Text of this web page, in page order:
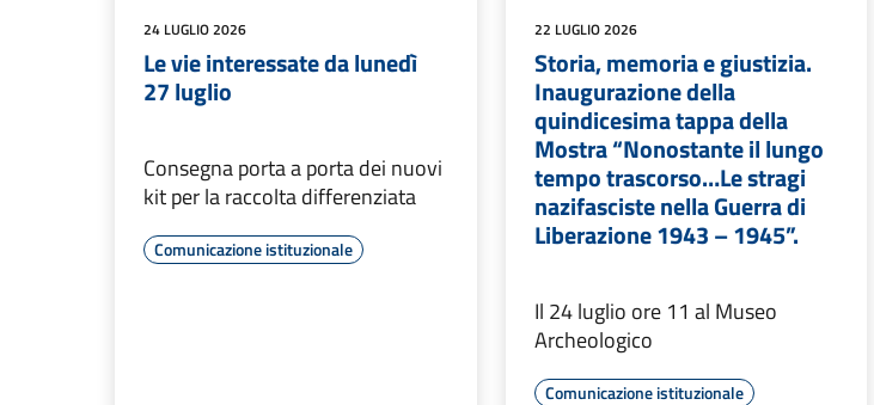
24 LUGLIO 2026
Le vie interessate da lunedì
27 luglio
Consegna porta a porta dei nuovi
kit per la raccolta differenziata
Comunicazione istituzionale
22 LUGLIO 2026
Storia, memoria e giustizia.
Inaugurazione della
quindicesima tappa della
Mostra “Nonostante il lungo
tempo trascorso…Le stragi
nazifasciste nella Guerra di
Liberazione 1943 – 1945”.
Il 24 luglio ore 11 al Museo
Archeologico
Comunicazione istituzionale